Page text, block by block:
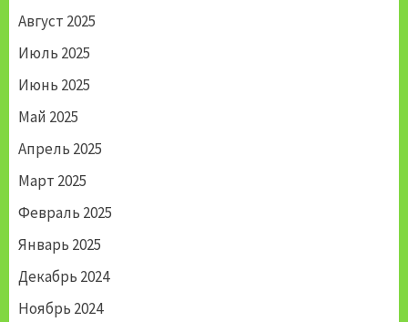
Август 2025
Июль 2025
Июнь 2025
Май 2025
Апрель 2025
Март 2025
Февраль 2025
Январь 2025
Декабрь 2024
Ноябрь 2024